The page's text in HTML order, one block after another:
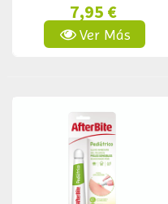
7,95 €
Ver Más